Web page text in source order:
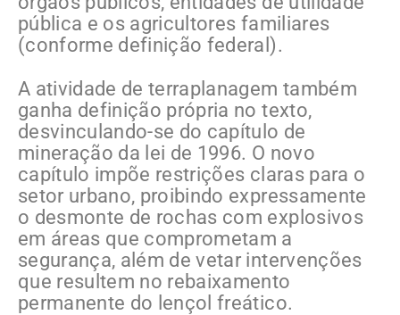
pública e os agricultores familiares
(conforme definição federal).
A atividade de terraplanagem também
ganha definição própria no texto,
desvinculando-se do capítulo de
mineração da lei de 1996. O novo
capítulo impõe restrições claras para o
setor urbano, proibindo expressamente
o desmonte de rochas com explosivos
em áreas que comprometam a
segurança, além de vetar intervenções
que resultem no rebaixamento
permanente do lençol freático.